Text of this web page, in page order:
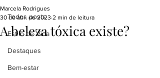
Todos posts
Estilo de Vida
Destaques
Bem-estar
A beleza tóxica existe?
Marcela Rodrigues
30 de abr. de 2023 2 min de leitura